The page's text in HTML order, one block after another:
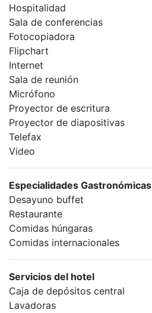
Hospitalidad
Sala de conferencias
Fotocopiadora
Flipchart
Internet
Sala de reunión
Micrófono
Proyector de escritura
Proyector de diapositivas
Telefax
Video
Especialidades Gastronómicas
Desayuno buffet
Restaurante
Comidas húngaras
Comidas internacionales
Servicios del hotel
Caja de depósitos central
Lavadoras